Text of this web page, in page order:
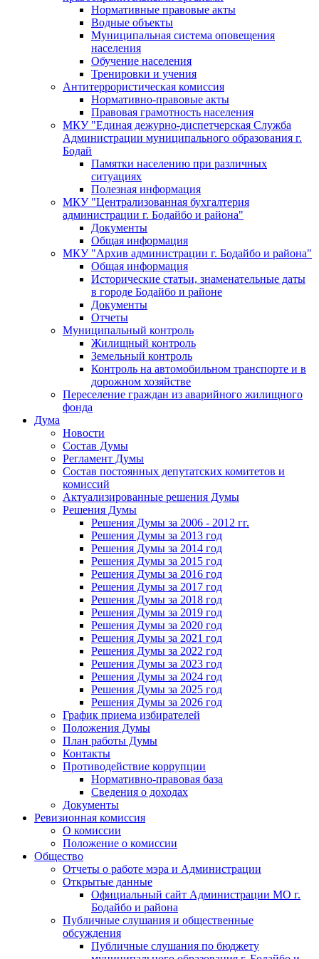
Нормативные правовые акты
Водные объекты
Муниципальная система оповещения
населения
Обучение населения
Тренировки и учения
Антитеррористическая комиссия
Нормативно-правовые акты
Правовая грамотность населения
МКУ "Единая дежурно-диспетчерская Служба
Администрации муниципального образования г.
Бодай
Памятки населению при различных
ситуациях
Полезная информация
МКУ "Централизованная бухгалтерия
администрации г. Бодайбо и района"
Документы
Общая информация
МКУ "Архив администрации г. Бодайбо и района"
Общая информация
Исторические статьи, знаменательные даты
в городе Бодайбо и районе
Документы
Отчеты
Муниципальный контроль
Жилищный контроль
Земельный контроль
Контроль на автомобильном транспорте и в
дорожном хозяйстве
Переселение граждан из аварийного жилищного
фонда
Дума
Новости
Состав Думы
Регламент Думы
Состав постоянных депутатских комитетов и
комиссий
Актуализированные решения Думы
Решения Думы
Решения Думы за 2006 - 2012 гг.
Решения Думы за 2013 год
Решения Думы за 2014 год
Решения Думы за 2015 год
Решения Думы за 2016 год
Решения Думы за 2017 год
Решения Думы за 2018 год
Решения Думы за 2019 год
Решения Думы за 2020 год
Решения Думы за 2021 год
Решения Думы за 2022 год
Решения Думы за 2023 год
Решения Думы за 2024 год
Решения Думы за 2025 год
Решения Думы за 2026 год
График приема избирателей
Положения Думы
План работы Думы
Контакты
Противодействие коррупции
Нормативно-правовая база
Сведения о доходах
Документы
Ревизионная комиссия
О комиссии
Положение о комиссии
Общество
Отчеты о работе мэра и Администрации
Открытые данные
Официальный сайт Администрации МО г.
Бодайбо и района
Публичные слушания и общественные
обсуждения
Публичные слушания по бюджету